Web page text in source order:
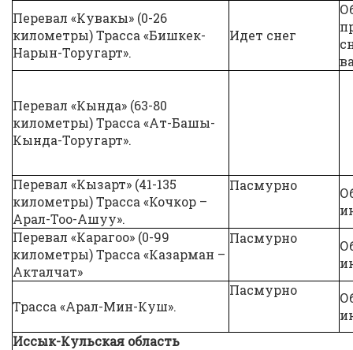
Перевал «Кувакы» (0-26
километры) Трасса «Бишкек-
Нарын-Торугарт».
Идет снег
Перевал «Кында» (63-80
километры) Трасса «Ат-Башы-
Кында-Торугарт».
Перевал «Кызарт» (41-135
километры) Трасса «Кочкор –
Арал-Тоо-Ашуу».
Пасмурно
Перевал «Карагоо» (0-99
километры) Трасса «Казарман –
Акталчат»
Пасмурно
Трасса «Арал-Мин-Куш».
Пасмурно
Иссык-Кульская область